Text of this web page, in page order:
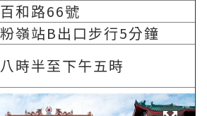
和路66號
嶺站B出口步行5分鐘
時半至下午五時